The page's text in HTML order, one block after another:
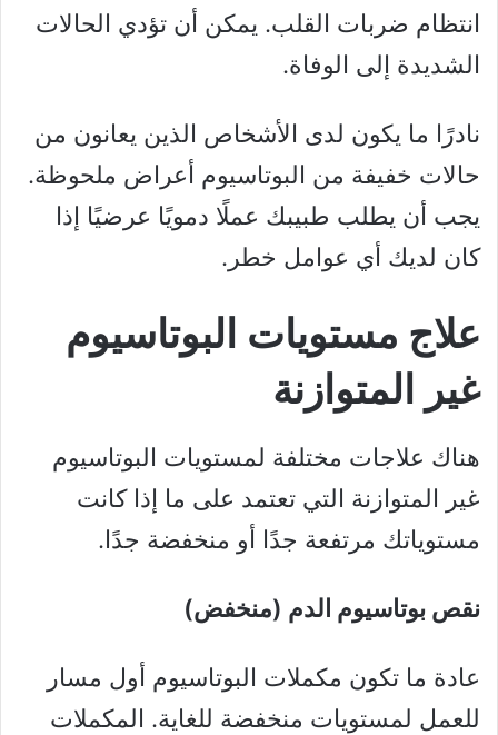
انتظام ضربات القلب. يمكن أن تؤدي الحالات
الشديدة إلى الوفاة.
نادرًا ما يكون لدى الأشخاص الذين يعانون من
حالات خفيفة من البوتاسيوم أعراض ملحوظة.
يجب أن يطلب طبيبك عملًا دمويًا عرضيًا إذا
كان لديك أي عوامل خطر.
علاج مستويات البوتاسيوم
غير المتوازنة
هناك علاجات مختلفة لمستويات البوتاسيوم
غير المتوازنة التي تعتمد على ما إذا كانت
مستوياتك مرتفعة جدًا أو منخفضة جدًا.
نقص بوتاسيوم الدم (منخفض)
عادة ما تكون مكملات البوتاسيوم أول مسار
للعمل لمستويات منخفضة للغاية. المكملات